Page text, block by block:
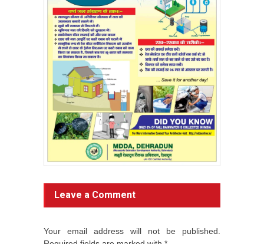
Leave a Comment
Your email address will not be published.